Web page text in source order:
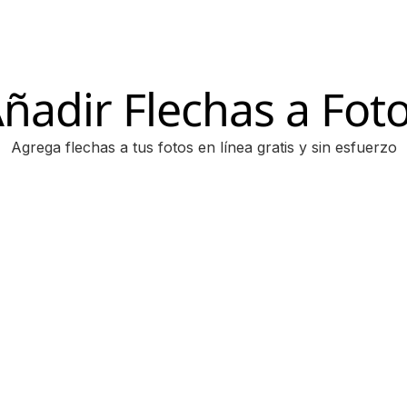
Flechas a
Agrega flechas a tus fotos en línea gratis y sin esfuerzo